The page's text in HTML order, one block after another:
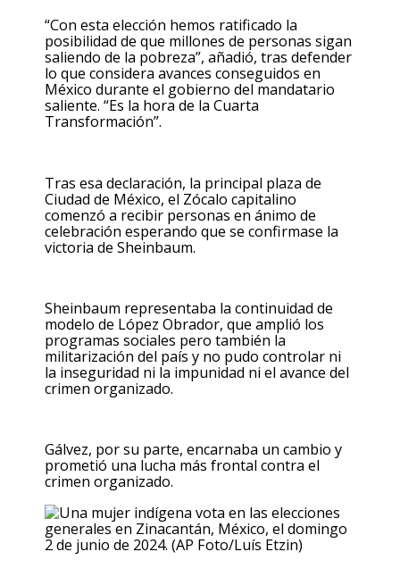
“Con esta elección hemos ratificado la
posibilidad de que millones de personas sigan
saliendo de la pobreza”, añadió, tras defender
lo que considera avances conseguidos en
México durante el gobierno del mandatario
saliente. “Es la hora de la Cuarta
Transformación”.
Tras esa declaración, la principal plaza de
Ciudad de México, el Zócalo capitalino
comenzó a recibir personas en ánimo de
celebración esperando que se confirmase la
victoria de Sheinbaum.
Sheinbaum representaba la continuidad de
modelo de López Obrador, que amplió los
programas sociales pero también la
militarización del país y no pudo controlar ni
la inseguridad ni la impunidad ni el avance del
crimen organizado.
Gálvez, por su parte, encarnaba un cambio y
prometió una lucha más frontal contra el
crimen organizado.